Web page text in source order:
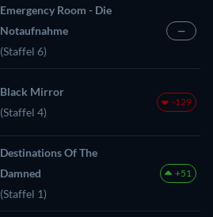
Emergency Room - Die
Notaufnahme
(Staffel 6)
—
Black Mirror
(Staffel 4)
-129
Destinations Of The
Damned
(Staffel 1)
+51